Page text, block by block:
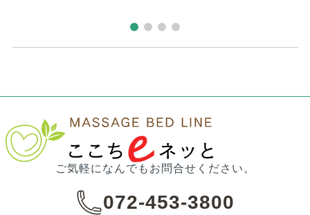
ご気軽になんでもお問合せください。
072-453-3800